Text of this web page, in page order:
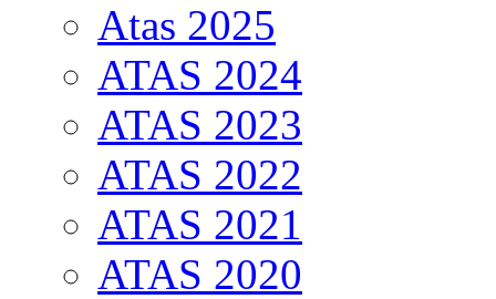
Atas 2025
ATAS 2024
ATAS 2023
ATAS 2022
ATAS 2021
ATAS 2020